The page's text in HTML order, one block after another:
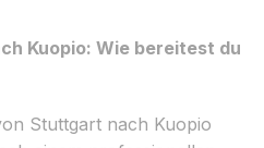
Kuopio: Wie bereitest du
Stuttgart nach Kuopio